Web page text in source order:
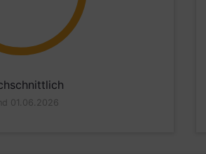
01.06.2026